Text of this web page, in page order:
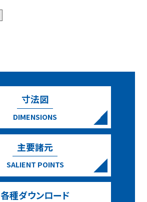
事業
を請け負います
ト用コンベア
せ
寸法図
DIMENSIONS
主要諸元
SALIENT POINTS
各種ダウンロード